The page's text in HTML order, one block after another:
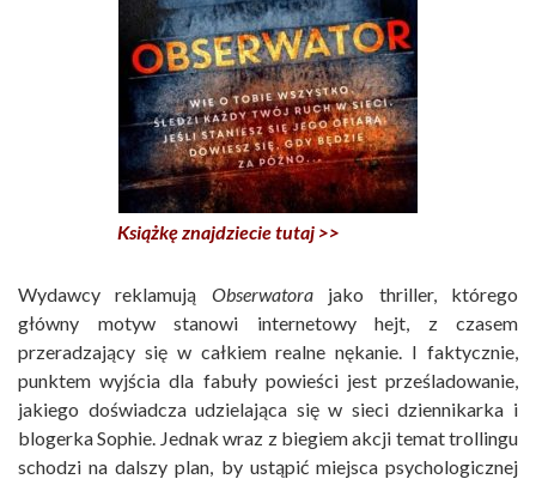
Książkę znajdziecie tutaj >>
Wydawcy reklamują Obserwatorajako thriller, którego
główny motyw stanowi internetowy hejt, z czasem
przeradzający się w całkiem realne nękanie. I faktycznie,
punktem wyjścia dla fabuły powieści jest prześladowanie,
jakiego doświadcza udzielająca się w sieci dziennikarka i
blogerka Sophie. Jednak wraz z biegiem akcji temat trollingu
schodzi na dalszy plan, by ustąpić miejsca psychologicznej